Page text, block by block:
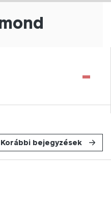
-
Korábbi bejegyzések